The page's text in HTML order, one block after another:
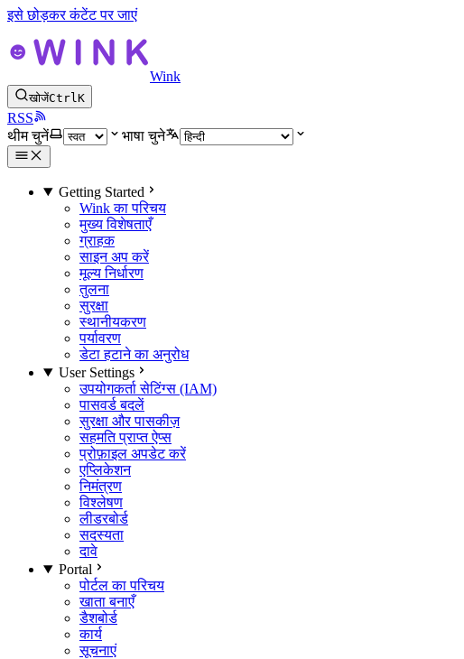
इसे छोड़कर कंटेंट पर जाएं
Wink
खोजेंCtrlK
RSS
थीम चुनें
भाषा चुने
Getting Started
Wink का परिचय
मुख्य विशेषताएँ
ग्राहक
साइन अप करें
मूल्य निर्धारण
तुलना
सुरक्षा
स्थानीयकरण
पर्यावरण
डेटा हटाने का अनुरोध
User Settings
उपयोगकर्ता सेटिंग्स (IAM)
पासवर्ड बदलें
सुरक्षा और पासकीज़
सहमति प्राप्त ऐप्स
प्रोफ़ाइल अपडेट करें
एप्लिकेशन
निमंत्रण
विश्लेषण
लीडरबोर्ड
सदस्यता
दावे
Portal
पोर्टल का परिचय
खाता बनाएँ
डैशबोर्ड
कार्य
सूचनाएं